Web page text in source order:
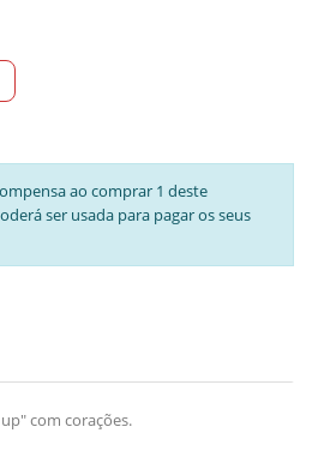
ao comprar 1 deste
ser usada para pagar os seus
com corações.